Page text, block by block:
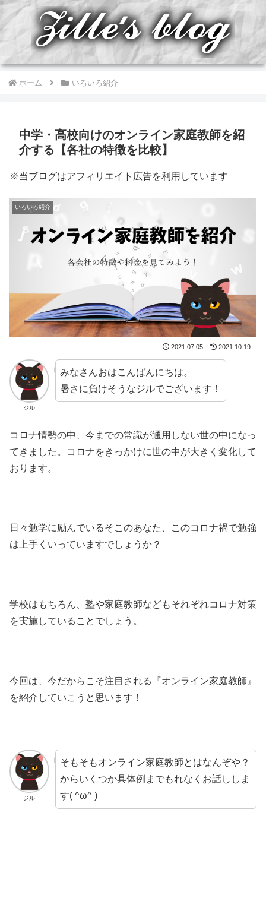
ホーム いろいろ紹介
中学・高校向けのオンライン家庭教師を紹
介する【各社の特徴を比較】
※当ブログはアフィリエイト広告を利用しています
いろいろ紹介
2021.07.05 2021.10.19
ジル
みなさんおはこんばんにちは。
暑さに負けそうなジルでございます！
コロナ情勢の中、今までの常識が通用しない世の中になっ
てきました。コロナをきっかけに世の中が大きく変化して
おります。
日々勉学に励んでいるそこのあなた、このコロナ禍で勉強
は上手くいっていますでしょうか？
学校はもちろん、塾や家庭教師などもそれぞれコロナ対策
を実施していることでしょう。
今回は、今だからこそ注目される『オンライン家庭教師』
を紹介していこうと思います！
ジル
そもそもオンライン家庭教師とはなんぞや？
からいくつか具体例までもれなくお話ししま
す( ^ω^ )